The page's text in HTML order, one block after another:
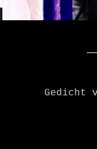
Gedicht